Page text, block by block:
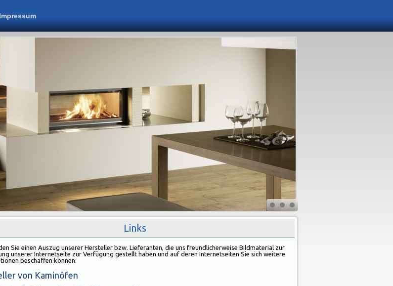
Impressum
Links
Sie einen Auszug unserer Hersteller bzw. Lieferanten, die uns freundlicherweise Bildmaterial zur
unserer Internetseite zur Verfügung gestellt haben und auf deren Internetseiten Sie sich weitere
beschaffen können:
von Kaminöfen